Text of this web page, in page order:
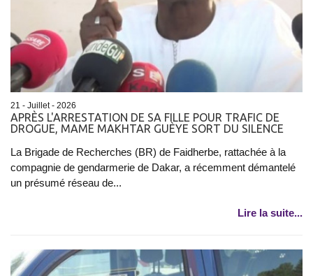
21 - Juillet - 2026
APRÈS L'ARRESTATION DE SA FILLE POUR TRAFIC DE
DROGUE, MAME MAKHTAR GUÈYE SORT DU SILENCE
La Brigade de Recherches (BR) de Faidherbe, rattachée à la
compagnie de gendarmerie de Dakar, a récemment démantelé
un présumé réseau de...
Lire la suite...